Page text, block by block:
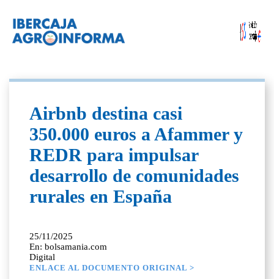
Airbnb destina casi
350.000 euros a Afammer y
REDR para impulsar
desarrollo de comunidades
rurales en España
25/11/2025
En: bolsamania.com
Digital
ENLACE AL DOCUMENTO ORIGINAL >